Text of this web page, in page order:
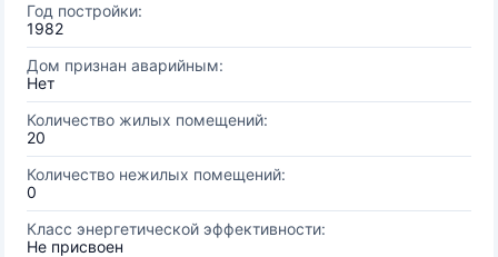
Год постройки:
1982
Дом признан аварийным:
Нет
Количество жилых помещений:
20
Количество нежилых помещений:
0
Класс энергетической эффективности:
Не присвоен